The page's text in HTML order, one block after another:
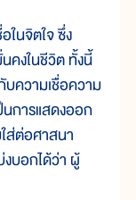
ในจิตใจ ซึ่ง
คงในชีวิต ทั้งนี้
ความเชื่อความ
นการแสดงออก
ส่ต่อศาสนา
บอกได้ว่า ผู้